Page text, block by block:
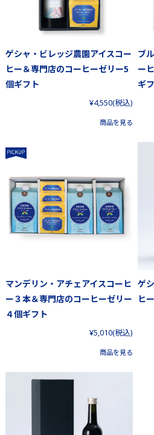
ゲシャ・ビレッジ農園アイスコー
ヒー＆専門店のコーヒーゼリー5
個ギフト
¥4,550(税込)
商品を見る
ブ
ー
ギ
マンデリン・アチェアイスコーヒ
ー３本＆専門店のコーヒーゼリー
４個ギフト
¥5,010(税込)
商品を見る
ゲ
ヒ